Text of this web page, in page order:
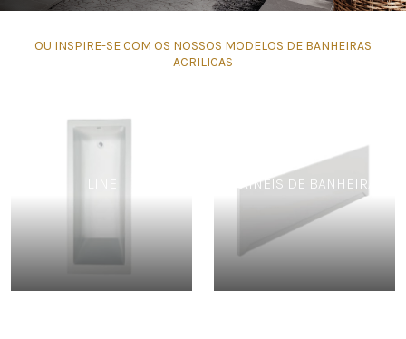
OU INSPIRE-SE COM OS NOSSOS MODELOS DE BANHEIRAS
ACRILICAS
LINE PAINÉIS DE BANHEIRA